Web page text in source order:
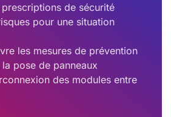
de sécurité
pour une situation
les mesures de prévention
pose de panneaux
des modules entre